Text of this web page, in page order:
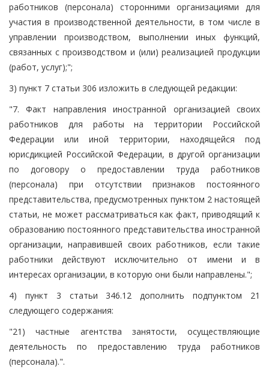
работников (персонала) сторонними организациями для
участия в производственной деятельности, в том числе в
управлении производством, выполнении иных функций,
связанных с производством и (или) реализацией продукции
(работ, услуг);";
3) пункт 7 статьи 306 изложить в следующей редакции:
"7. Факт направления иностранной организацией своих
работников для работы на территории Российской
Федерации или иной территории, находящейся под
юрисдикцией Российской Федерации, в другой организации
по договору о предоставлении труда работников
(персонала) при отсутствии признаков постоянного
представительства, предусмотренных пунктом 2 настоящей
статьи, не может рассматриваться как факт, приводящий к
образованию постоянного представительства иностранной
организации, направившей своих работников, если такие
работники действуют исключительно от имени и в
интересах организации, в которую они были направлены.";
4) пункт 3 статьи 346.12 дополнить подпунктом 21
следующего содержания:
"21) частные агентства занятости, осуществляющие
деятельность по предоставлению труда работников
(персонала).".